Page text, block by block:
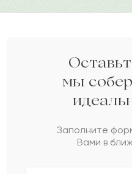
Ж Жансултан
Мишель
Евсей
Баян
мы
Заполните
Вами в